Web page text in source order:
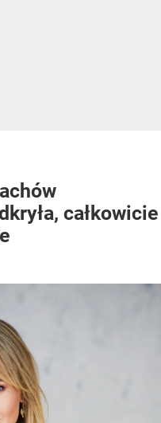
całkowicie